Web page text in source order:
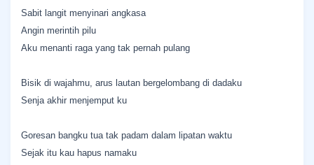
Sabit langit menyinari angkasa
Angin merintih pilu
Aku menanti raga yang tak pernah pulang
Bisik di wajahmu, arus lautan bergelombang di dadaku
Senja akhir menjemput ku
Goresan bangku tua tak padam dalam lipatan waktu
Sejak itu kau hapus namaku